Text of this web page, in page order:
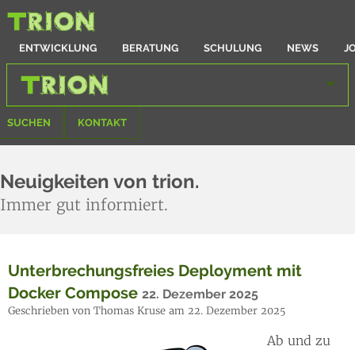
ENTWICKLUNG BERATUNG SCHULUNG NEWS
SUCHEN KONTAKT
Neuigkeiten von trion.
Immer gut informiert.
Unterbrechungsfreies Deployment mit
Docker Compose 22. Dezember 2025
Geschrieben von Thomas Kruse am 22. Dezember 2025
Ab und zu